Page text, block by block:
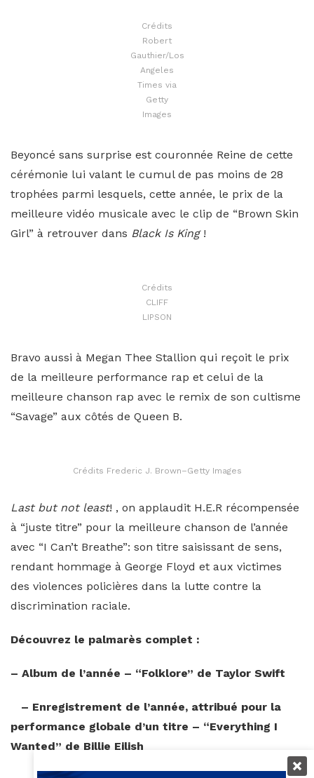
Crédits
Robert
Gauthier/Los
Angeles
Times via
Getty
Images
Beyoncé sans surprise est couronnée Reine de cette
cérémonie lui valant le cumul de pas moins de 28
trophées parmi lesquels, cette année, le prix de la
meilleure vidéo musicale avec le clip de “Brown Skin
Girl” à retrouver dans Black Is King!
Crédits
CLIFF
LIPSON
Bravo aussi à Megan Thee Stallion qui reçoit le prix
de la meilleure performance rap et celui de la
meilleure chanson rap avec le remix de son cultisme
“Savage” aux côtés de Queen B.
Crédits Frederic J. Brown–Getty Images
Last but not least! , on applaudit H.E.R récompensée
à “juste titre” pour la meilleure chanson de l’année
avec “I Can’t Breathe”: son titre saisissant de sens,
rendant hommage à George Floyd et aux victimes
des violences policières dans la lutte contre la
discrimination raciale.
Découvrez le palmarès complet :
– Album de l’année – “Folklore” de Taylor Swift
– Enregistrement de l’année, attribué pour la
performance globale d’un titre – “Everything I
Wanted” de Billie Eilish